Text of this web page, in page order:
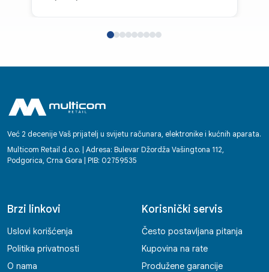
Već 2 decenije Vaš prijatelj u svijetu računara, elektronike i kućnih aparata.
Multicom Retail d.o.o. | Adresa: Bulevar Džordža Vašingtona 112,
Podgorica, Crna Gora | PIB: 02759535
Brzi linkovi
Uslovi korišćenja
Politika privatnosti
O nama
Korisnički servis
Često postavljana pitanja
Kupovina na rate
Produžene garancije